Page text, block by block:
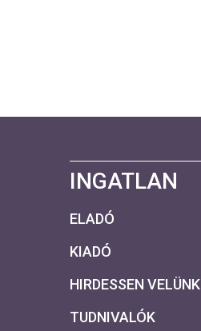
INGATLAN
ELADÓ
KIADÓ
HIRDESSEN VELÜNK
TUDNIVALÓK